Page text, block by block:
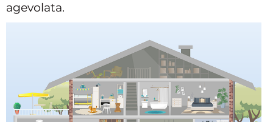
agevolata.